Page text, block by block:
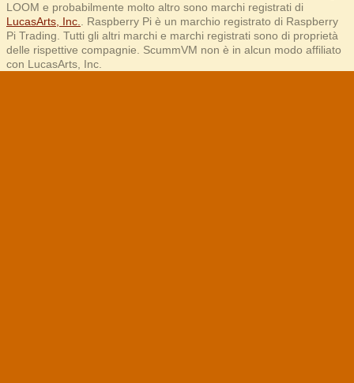
LOOM e probabilmente molto altro sono marchi registrati di
LucasArts, Inc.
. Raspberry Pi è un marchio registrato di Raspberry
Pi Trading. Tutti gli altri marchi e marchi registrati sono di proprietà
delle rispettive compagnie. ScummVM non è in alcun modo affiliato
con LucasArts, Inc.